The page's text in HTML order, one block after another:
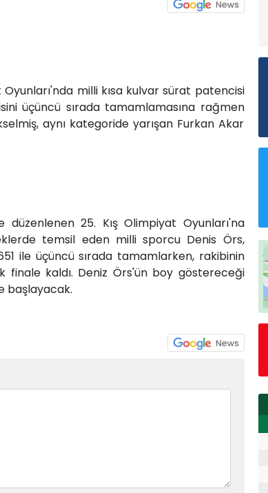
milli kısa kulvar sürat patencisi
üçüncü sırada tamamlamasına rağmen
aynı kategoride yarışan Furkan Akar
25. Kış Olimpiyat Oyunları'na
temsil eden milli sporcu Denis Örs,
ile üçüncü sırada tamamlarken, rakibinin
kaldı. Deniz Örs'ün boy göstereceği
başlayacak.